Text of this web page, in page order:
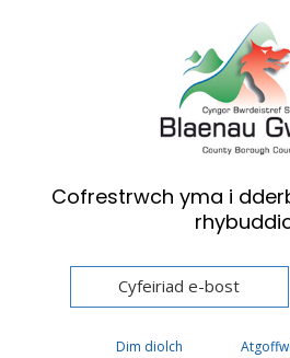
Cymraeg
Preswylwyr
Cael yr help rydych ei angen
Ynglŷn â’r cynllun
Cofrestrwch yma i
Dim diolch